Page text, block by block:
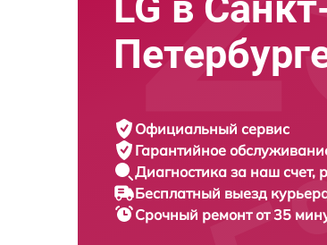
Официальный сервис
Гарантийное
Диагностика за наш счет,
Бесплатный выезд
Срочный ремонтот 35